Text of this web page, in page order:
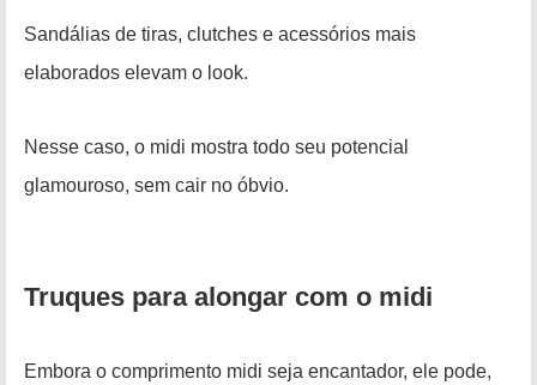
Sandálias de tiras, clutches e acessórios mais
elaborados elevam o look.
Nesse caso, o midi mostra todo seu potencial
glamouroso, sem cair no óbvio.
Truques para alongar com o midi
Embora o comprimento midi seja encantador, ele pode,